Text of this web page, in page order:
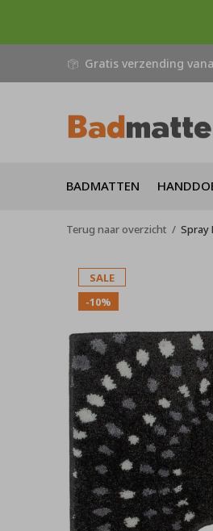
BADMATTEN
Gratis verzending
Terug naar overzicht Spray
SALE
-10%